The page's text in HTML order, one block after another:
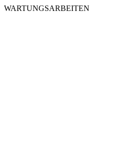
WARTUNGSARBEITEN